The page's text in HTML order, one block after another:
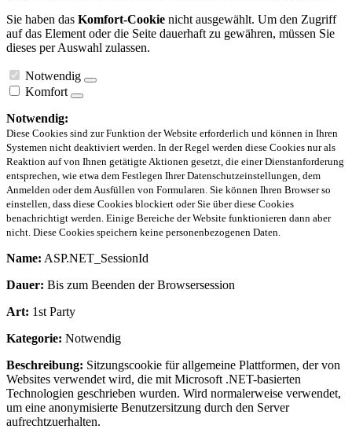
Sie haben das Komfort-Cookie nicht ausgewählt. Um den Zugriff
auf das Element oder die Seite dauerhaft zu gewähren, müssen Sie
dieses per Auswahl zulassen.
Notwendig
Komfort
Notwendig:
Diese Cookies sind zur Funktion der Website erforderlich und können in Ihren
Systemen nicht deaktiviert werden. In der Regel werden diese Cookies nur als
Reaktion auf von Ihnen getätigte Aktionen gesetzt, die einer Dienstanforderung
entsprechen, wie etwa dem Festlegen Ihrer Datenschutzeinstellungen, dem
Anmelden oder dem Ausfüllen von Formularen. Sie können Ihren Browser so
einstellen, dass diese Cookies blockiert oder Sie über diese Cookies
benachrichtigt werden. Einige Bereiche der Website funktionieren dann aber
nicht. Diese Cookies speichern keine personenbezogenen Daten.
Name: ASP.NET_SessionId
Dauer: Bis zum Beenden der Browsersession
Art: 1st Party
Kategorie: Notwendig
Beschreibung: Sitzungscookie für allgemeine Plattformen, der von
Websites verwendet wird, die mit Microsoft .NET-basierten
Technologien geschrieben wurden. Wird normalerweise verwendet,
um eine anonymisierte Benutzersitzung durch den Server
aufrechtzuerhalten.